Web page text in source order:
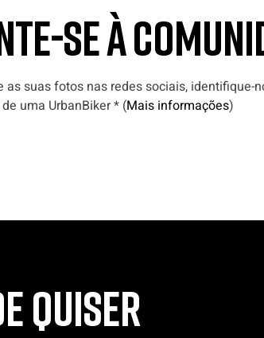
SE À
as suas fotos nas redes sociais, identifique-
uma UrbanBiker * (Mais informações)
QUISER